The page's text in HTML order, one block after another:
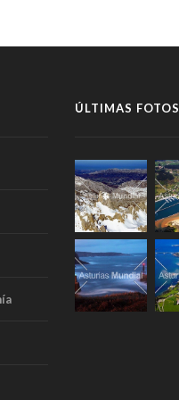
ÚLTIMAS FOTOS